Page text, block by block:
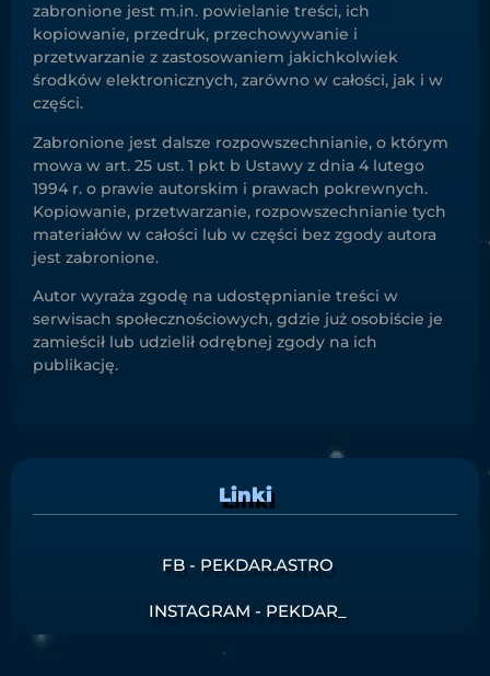
zabronione jest m.in. powielanie treści, ich
kopiowanie, przedruk, przechowywanie i
przetwarzanie z zastosowaniem jakichkolwiek
środków elektronicznych, zarówno w całości, jak i w
części.
Zabronione jest dalsze rozpowszechnianie, o którym
mowa w art. 25 ust. 1 pkt b Ustawy z dnia 4 lutego
1994 r. o prawie autorskim i prawach pokrewnych.
Kopiowanie, przetwarzanie, rozpowszechnianie tych
materiałów w całości lub w części bez zgody autora
jest zabronione.
Autor wyraża zgodę na udostępnianie treści w
serwisach społecznościowych, gdzie już osobiście je
zamieścił lub udzielił odrębnej zgody na ich
publikację.
Linki
FB - PEKDAR.ASTRO
INSTAGRAM - PEKDAR_